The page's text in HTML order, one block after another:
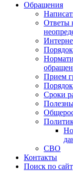
Обращения
Ответы
Прием
Сроки
СВО
Контакты
Поиск по